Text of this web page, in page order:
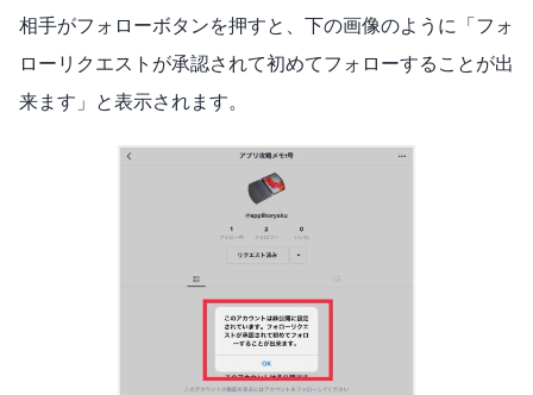
相手がフォローボタンを押すと、下の画像のように「フォ
ローリクエストが承認されて初めてフォローすることが出
来ます」と表示されます。